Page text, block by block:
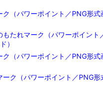
ク（パワーポイント／PNG形式
もたれマーク（パワーポイント
）
ク（パワーポイント／PNG形
ーク（パワーポイント／PNG形